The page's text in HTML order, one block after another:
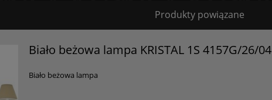
Certyfikaty i ostrzeżenie bezpieczeństwa
Producent
Produkty powiązane
Biało beżowa lampa KRISTAL 1S 4157G/26/04
Biało beżowa lampa